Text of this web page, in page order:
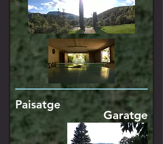
Paisatge
Garatge
Ping-pong